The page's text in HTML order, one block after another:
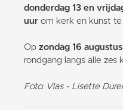
donderdag 13 en
uur om kerk en kunst te
Op zondag 16 augustus
rondgang langs alle zes
Foto: Vlas - Lisette